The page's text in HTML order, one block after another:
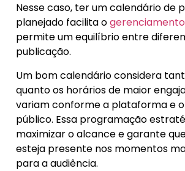
Nesse caso, ter um calendário de
planejado facilita o
permite um equilíbrio entre
publicação.
Um bom calendário considera
quanto os horários de maior
variam conforme a plataforma e
público. Essa programação
maximizar o alcance e garante
esteja presente nos momentos
para a audiência.